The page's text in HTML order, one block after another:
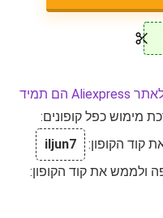
במידה ויש קופונים פעילים לאתר Aliexpress הם תמיד
מימוש כפל קופונים:
קוד הקופון:
iljun7
ולממש את קוד הקופון: